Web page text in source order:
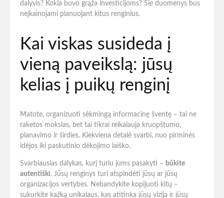
dalyvis? Kokia buvo grąža investicijoms? Šie duomenys bus
neįkainojami planuojant kitus renginius.
Kai viskas susideda į
vieną paveikslą: jūsų
kelias į puikų renginį
Matote, organizuoti sėkmingą informacinę šventę – tai ne
raketos mokslas, bet tai tikrai reikalauja kruopštumo,
planavimo ir širdies. Kiekviena detalė svarbi, nuo pirminės
idėjos iki paskutinio dėkojimo laiško.
Svarbiausias dalykas, kurį turiu jums pasakyti – būkite
autentiški. Jūsų renginys turi atspindėti jūsų ar jūsų
organizacijos vertybes. Nebandykite kopijuoti kitų –
sukurkite kažką unikalaus, kas atitinka jūsų viziją ir jūsų